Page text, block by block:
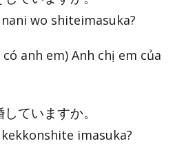
wo shiteimasuka?
anh em) Anh chị em của
ていますか。
imasuka?